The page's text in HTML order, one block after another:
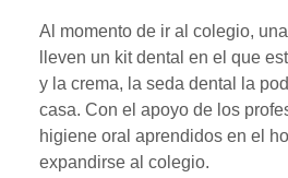
Al momento de ir al colegio,
lleven un kit dental en el que
y la crema, la seda dental la
casa. Con el apoyo de los
higiene oral aprendidos en el
expandirse al colegio.